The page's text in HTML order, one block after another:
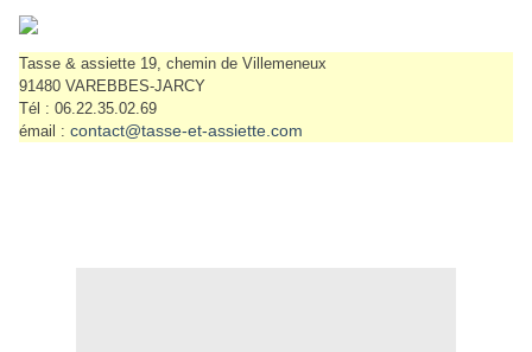
Tasse & assiette 19, chemin de Villemeneux
91480 VAREBBES-JARCY
Tél : 06.22.35.02.69
émail : contact@tasse-et-assiette.com